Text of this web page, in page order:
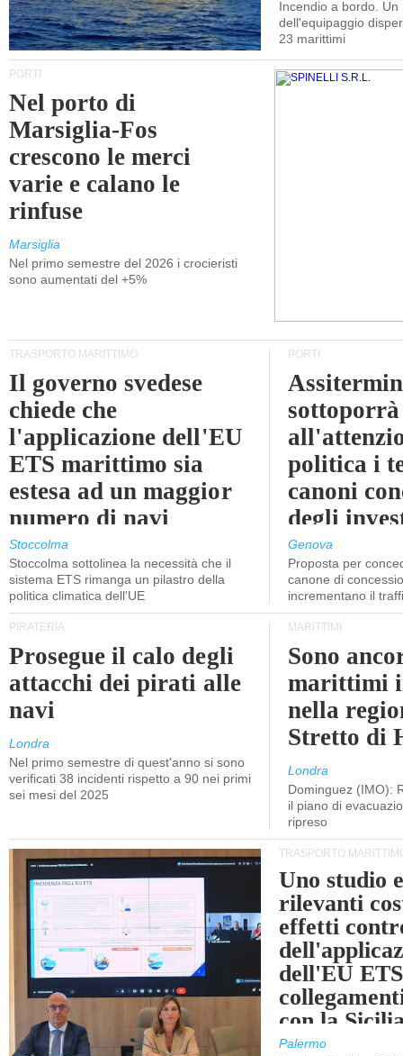
Incendio a bordo. Un
dell'equipaggio
23 marittimi
PORTI
Nel porto di
Marsiglia-Fos
crescono le merci
varie e calano le
rinfuse
Marsiglia
Nel primo semestre del 2026 i crocieristi
sono aumentati del +5%
TRASPORTO MARITTIMO
Il governo svedese
chiede che
l'applicazione dell'EU
ETS marittimo sia
estesa ad un maggior
numero di navi
Stoccolma
Stoccolma sottolinea la necessità che il
sistema ETS rimanga un pilastro della
politica climatica dell'UE
PORTI
sottoporrà
politica i
canoni
degli
Genova
Proposta per
canone di
incrementano il
PIRATERIA
Prosegue il calo degli
attacchi dei pirati alle
navi
Londra
Nel primo semestre di quest'anno si sono
verificati 38 incidenti rispetto a 90 nei primi
sei mesi del 2025
MARITTIMI
Sono
marittimi
nella
Stretto di
Londra
Dominguez (IMO):
il piano di
ripreso
TRASPORTO
Uno studio
rilevanti
effetti
dell'EU
con la
Palermo